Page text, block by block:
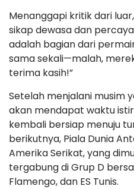
Menanggapi kritik dari
sikap dewasa dan
adalah bagian dari
sama sekali—malah,
terima kasih!”
Setelah menjalani musim
akan mendapat waktu
kembali bersiap menuju
berikutnya, Piala Dunia
Amerika Serikat, yang
tergabung di Grup D
Flamengo, dan ES Tunis.